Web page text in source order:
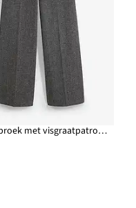
Wollen broek met visgraatpatroon